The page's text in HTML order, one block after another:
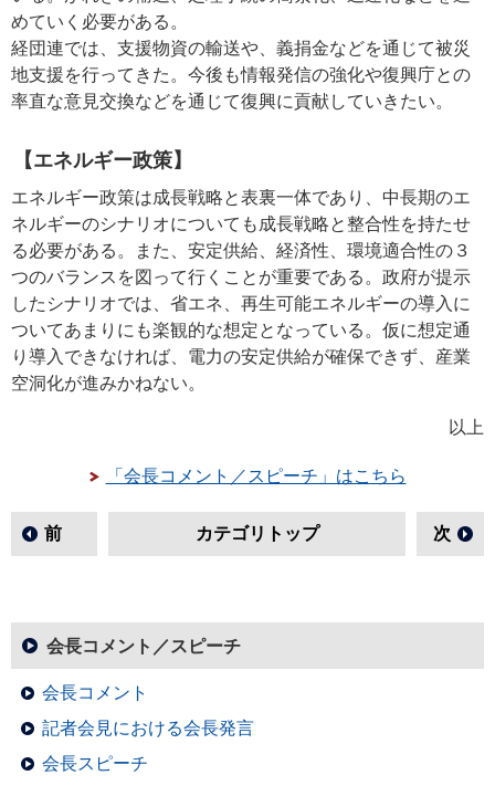
めていく必要がある。
経団連では、支援物資の輸送や、義捐金などを通じて被災
地支援を行ってきた。今後も情報発信の強化や復興庁との
率直な意見交換などを通じて復興に貢献していきたい。
【エネルギー政策】
エネルギー政策は成長戦略と表裏一体であり、中長期のエ
ネルギーのシナリオについても成長戦略と整合性を持たせ
る必要がある。また、安定供給、経済性、環境適合性の３
つのバランスを図って行くことが重要である。政府が提示
したシナリオでは、省エネ、再生可能エネルギーの導入に
ついてあまりにも楽観的な想定となっている。仮に想定通
り導入できなければ、電力の安定供給が確保できず、産業
空洞化が進みかねない。
以上
「会長コメント／スピーチ」はこちら
前 カテゴリトップ 次
会長コメント／スピーチ
会長コメント
記者会見における会長発言
会長スピーチ